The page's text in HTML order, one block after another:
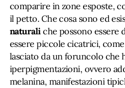
comparire in zone esposte,
il petto. Che cosa sono ed
naturaliche possono essere
essere piccole cicatrici,
lasciato da un foruncolo che
iperpigmentazioni, ovvero
melanina, manifestazioni